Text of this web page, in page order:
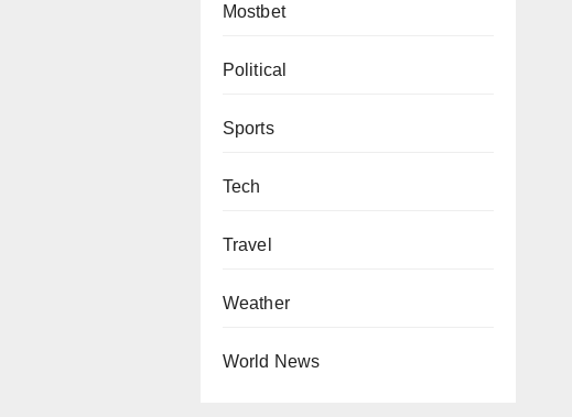
Mostbet
Political
Sports
Tech
Travel
Weather
World News